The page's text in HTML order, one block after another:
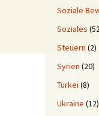
Soziale
Soziales
Steuern (2)
Syrien (20)
Türkei (8)
Ukraine (12)